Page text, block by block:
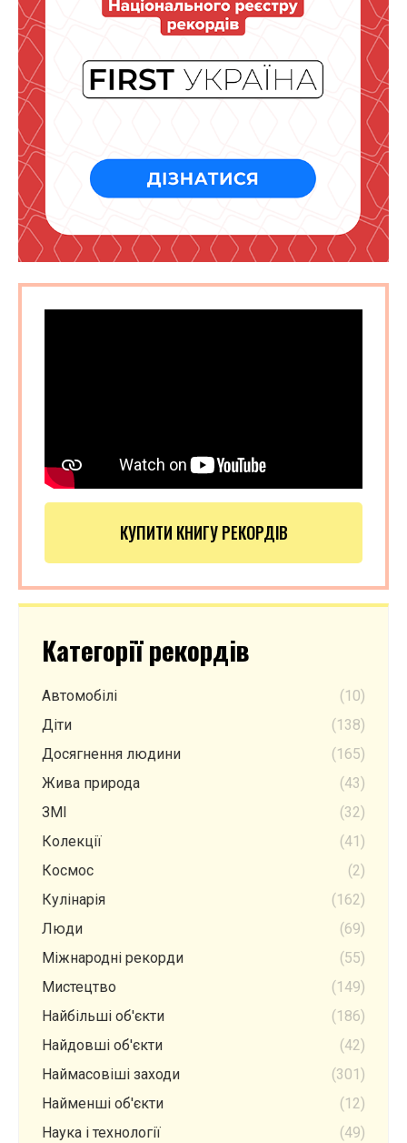
КУПИТИ КНИГУ РЕКОРДІВ
Категорії рекордів
Автомобілі
(10)
Діти
(138)
Досягнення людини
(165)
Жива природа
(43)
ЗМІ
(32)
Колекції
(41)
Космос
(2)
Кулінарія
(162)
Люди
(69)
Міжнародні рекорди
(55)
Мистецтво
(149)
Найбільші об'єкти
(186)
Найдовші об'єкти
(42)
Наймасовіші заходи
(301)
Найменші об'єкти
(12)
Наука і технології
(49)